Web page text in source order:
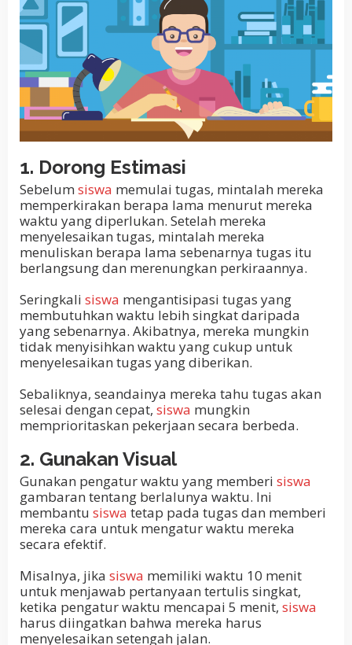
1. Dorong Estimasi
Sebelum siswa memulai tugas, mintalah mereka
memperkirakan berapa lama menurut mereka
waktu yang diperlukan. Setelah mereka
menyelesaikan tugas, mintalah mereka
menuliskan berapa lama sebenarnya tugas itu
berlangsung dan merenungkan perkiraannya.
Seringkali siswa mengantisipasi tugas yang
membutuhkan waktu lebih singkat daripada
yang sebenarnya. Akibatnya, mereka mungkin
tidak menyisihkan waktu yang cukup untuk
menyelesaikan tugas yang diberikan.
Sebaliknya, seandainya mereka tahu tugas akan
selesai dengan cepat, siswa mungkin
memprioritaskan pekerjaan secara berbeda.
2. Gunakan Visual
Gunakan pengatur waktu yang memberi siswa
gambaran tentang berlalunya waktu. Ini
membantu siswa tetap pada tugas dan memberi
mereka cara untuk mengatur waktu mereka
secara efektif.
Misalnya, jika siswa memiliki waktu 10 menit
untuk menjawab pertanyaan tertulis singkat,
ketika pengatur waktu mencapai 5 menit, siswa
harus diingatkan bahwa mereka harus
menyelesaikan setengah jalan.